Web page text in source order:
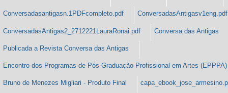
Conversadasantigasn.1PDFcompleto.pdf ConversadasAntigasv1eng.pdf
ConversadasAntigas2_2712221LauraRonai.pdf Conversa das Antigas
Publicada a Revista Conversa das Antigas
Encontro dos Programas de Pós-Graduação Profissional em Artes
Bruno de Menezes Migliari - Produto Final